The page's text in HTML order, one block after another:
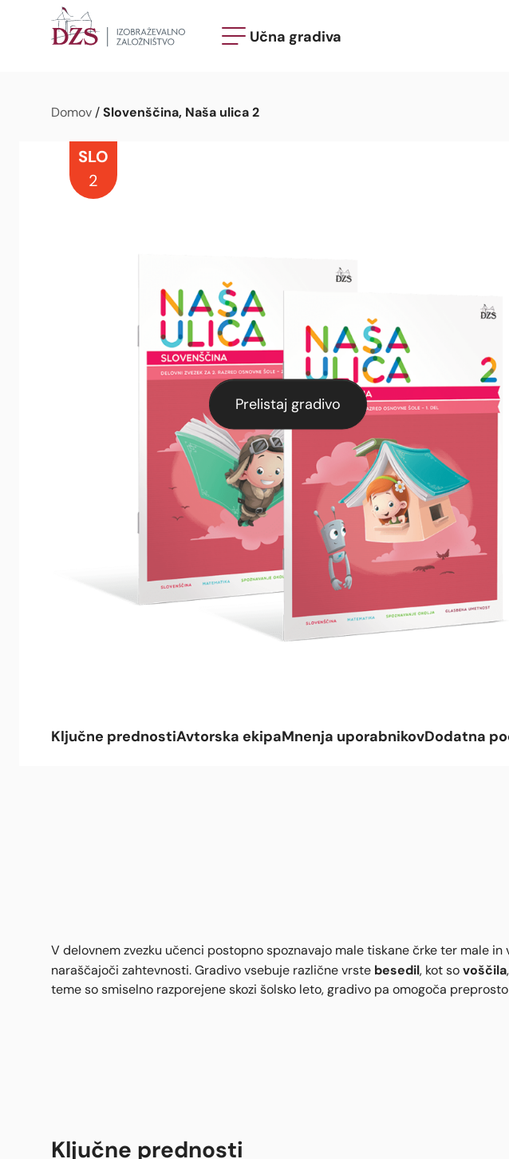
Učna gradiva
Domov / Slovenščina, Naša ulica 2
SLO
2
Prelistaj gradivo
Ključne prednostiAvtorska ekipaMnenja uporabnikovDodatna
V delovnem zvezku učenci postopno spoznavajo male tiskane črke ter male
naraščajoči zahtevnosti. Gradivo vsebuje različne vrste besedil, kot so voščila,
teme so smiselno razporejene skozi šolsko leto, gradivo pa omogoča
Ključne prednosti